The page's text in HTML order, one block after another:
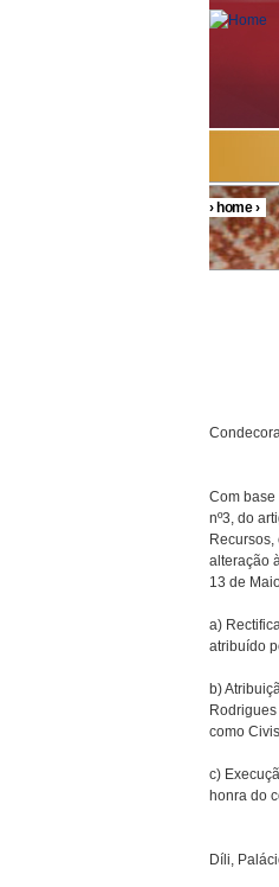
You
›home›
Com base
nº3, do
alteração
13 de
a)
atribuído
b)
Rodrigues
como
c)
honra do
Díli,